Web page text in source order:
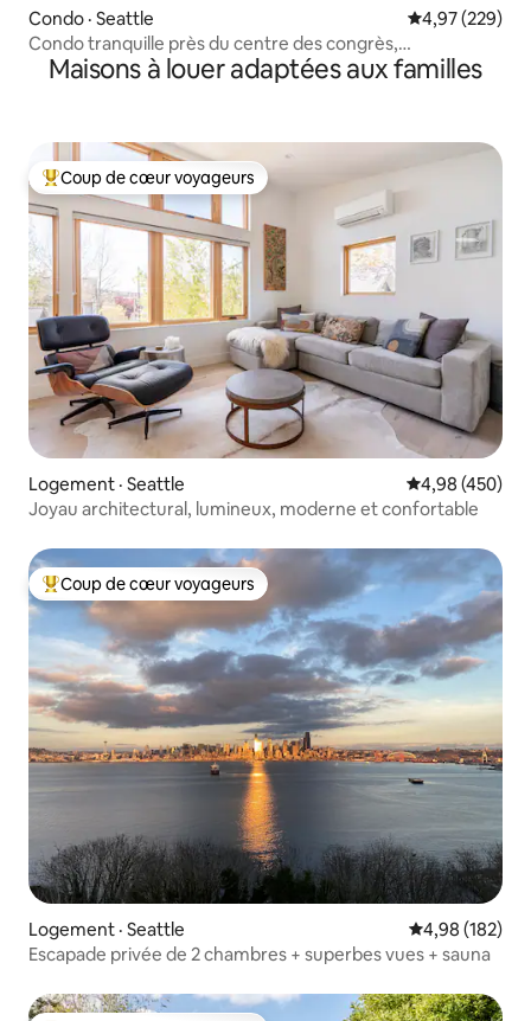
Condo · Seattle Note
4,97 (229)
Condo tranquille près du centre des congrès,
stationnement gratuit
Maisons à louer adaptées aux familles
Coup de cœur voyageurs parmi les plus aimés
Coup de cœur voyageurs
Logement · Seattle Note
4,98 (450)
Joyau architectural, lumineux, moderne et confortable
Coup de cœur voyageurs parmi les plus aimés
Coup de cœur voyageurs
Logement · Seattle Note
4,98 (182)
Escapade privée de 2 chambres + superbes vues + sauna